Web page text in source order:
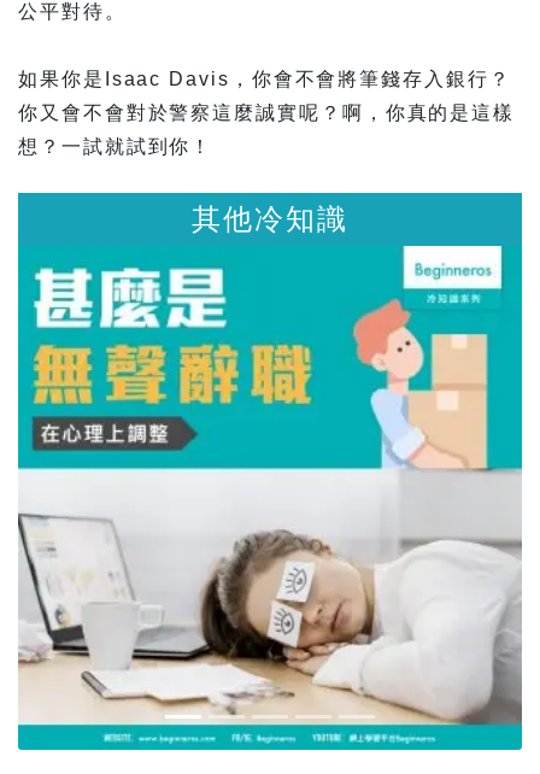
公平對待。
如果你是Isaac Davis，你會不會將筆錢存入銀行？
你又會不會對於警察這麼誠實呢？啊，你真的是這樣
想？一試就試到你！
其他冷知識